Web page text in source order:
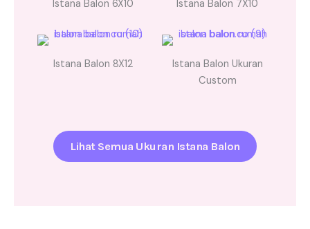
Istana Balon 6X10 Istana Balon 7X10
Istana Balon 8X12
Istana Balon Ukuran
Custom
Lihat Semua Ukuran Istana Balon